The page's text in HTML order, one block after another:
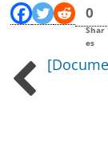
0
Shar
es